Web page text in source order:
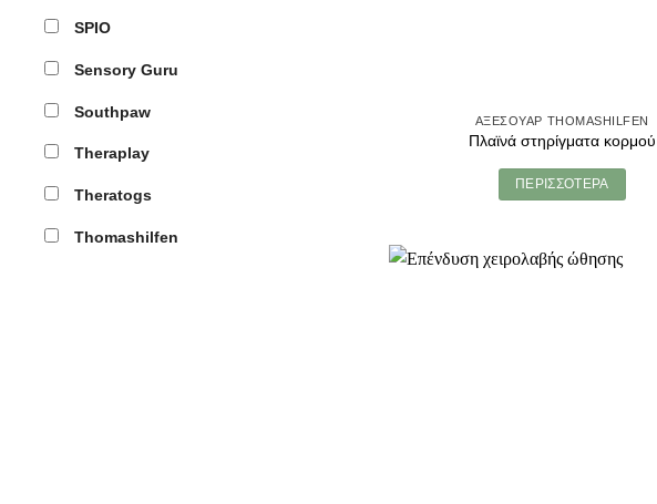
SPIO
Sensory Guru
Southpaw
Theraplay
Theratogs
Thomashilfen
ΑΞΕΣΟΥΑΡ THOMASHILFEN
Πλαϊνά στηρίγματα κορμού
ΠΕΡΙΣΣΟΤΕΡΑ